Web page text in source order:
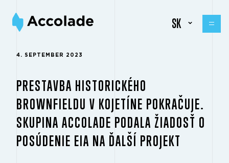
SK
4. SEPTEMBER 2023
PRESTAVBA HISTORICKÉHO
BROWNFIELDU V KOJETÍNE POKRAČUJE.
SKUPINA ACCOLADE PODALA ŽIADOSŤ O
POSÚDENIE EIA NA ĎALŠÍ PROJEKT